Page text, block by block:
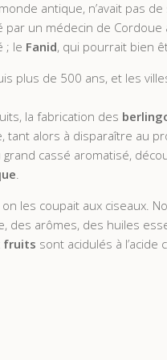
antique, n’avait pas
par un médecin de
; le Fanid, qui pourrait bien
plus de 500 ans, et les
la fabrication des
tant alors à disparaître au
cassé aromatisé,
.
on les coupait aux ciseaux.
des arômes, des huiles
fruits sont acidulés à l’acide